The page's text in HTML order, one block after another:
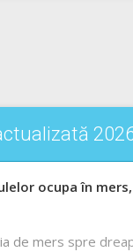
ocupa în
de mers spre